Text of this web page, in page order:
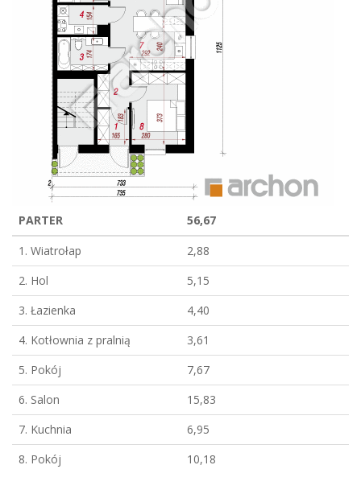
PARTER
56,67
1. Wiatrołap
2,88
2. Hol
5,15
3. Łazienka
4,40
4. Kotłownia z pralnią
3,61
5. Pokój
7,67
6. Salon
15,83
7. Kuchnia
6,95
8. Pokój
10,18